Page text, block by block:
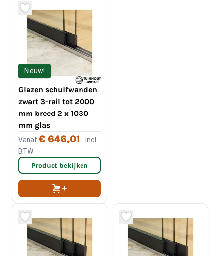
Nieuw!
Glazen schuifwanden
zwart 3-rail tot 2000
mm breed 2 x 1030
mm glas
Vanaf€ 646,01
incl.
BTW
Product bekijken